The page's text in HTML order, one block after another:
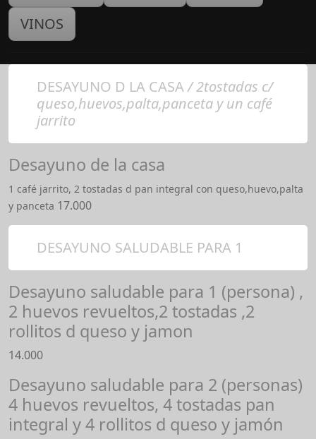
VINOS
DESAYUNO D LA CASA/ 2tostadas c/
queso,huevos,palta,panceta y un café
jarrito
Desayuno de la casa
1 café jarrito, 2 tostadas d pan integral con queso,huevo,palta
y panceta 17.000
DESAYUNO SALUDABLE PARA 1
Desayuno saludable para 1 (persona) ,
2 huevos revueltos,2 tostadas ,2
rollitos d queso y jamon
14.000
Desayuno saludable para 2 (personas)
4 huevos revueltos, 4 tostadas pan
integral y 4 rollitos d queso y jamón